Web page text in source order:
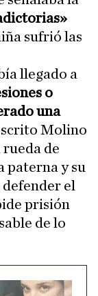
sufrió las
llegado a
o
una
Molino
de
paterna y su
el
prisión
de lo